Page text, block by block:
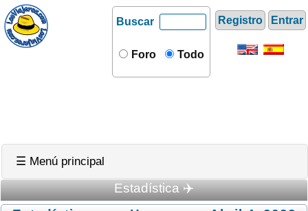
Registro Entrar
Buscar
Foro Todo
☰ Menú principal
Estadística ✈️